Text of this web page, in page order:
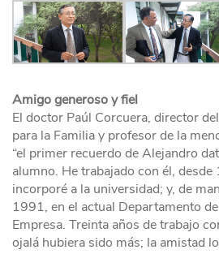
Amigo generoso y fiel
El doctor Paúl Corcuera, director
para la Familia y profesor de la
“el primer recuerdo de Alejandro
alumno. He trabajado con él,
incorporé a la universidad; y, de
1991, en el actual Departamento
Empresa. Treinta años de trabajo
ojalá hubiera sido más; la amistad